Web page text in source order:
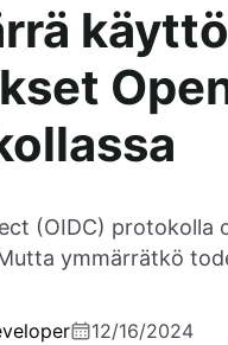
(OIDC)
ymmärrätkö
12/16/2024